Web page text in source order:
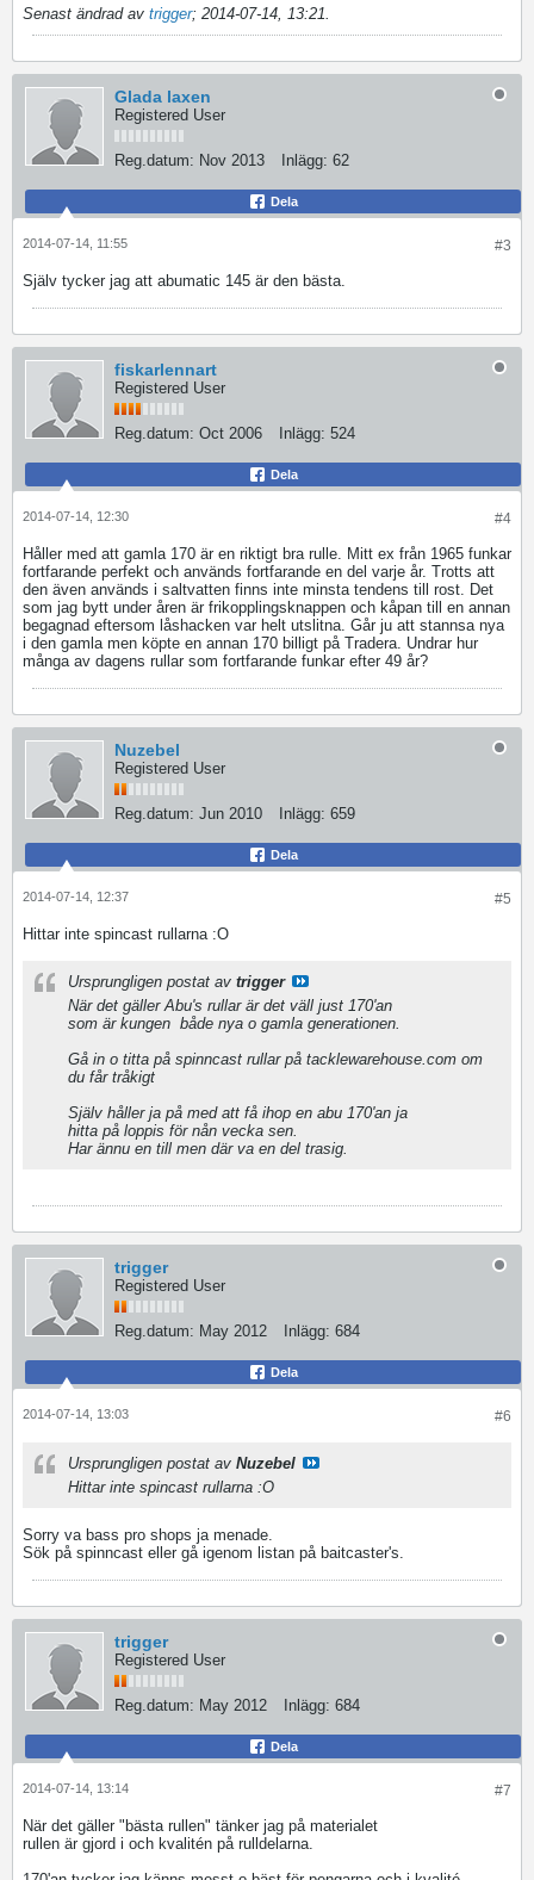
Senast ändrad av trigger; 2014-07-14, 13:21.
Glada laxen
Registered User
Reg.datum: Nov 2013 Inlägg: 62
Dela
#3
2014-07-14, 11:55
Själv tycker jag att abumatic 145 är den bästa.
fiskarlennart
Registered User
Reg.datum: Oct 2006 Inlägg: 524
Dela
#4
2014-07-14, 12:30
Håller med att gamla 170 är en riktigt bra rulle. Mitt ex från 1965 funkar
fortfarande perfekt och används fortfarande en del varje år. Trotts att
den även används i saltvatten finns inte minsta tendens till rost. Det
som jag bytt under åren är frikopplingsknappen och kåpan till en annan
begagnad eftersom låshacken var helt utslitna. Går ju att stannsa nya
i den gamla men köpte en annan 170 billigt på Tradera. Undrar hur
många av dagens rullar som fortfarande funkar efter 49 år?
Nuzebel
Registered User
Reg.datum: Jun 2010 Inlägg: 659
Dela
#5
2014-07-14, 12:37
Hittar inte spincast rullarna :O
Ursprungligen postat av trigger
När det gäller Abu's rullar är det väll just 170'an
som är kungen både nya o gamla generationen.
Gå in o titta på spinncast rullar på tacklewarehouse.com om
du får tråkigt
Själv håller ja på med att få ihop en abu 170'an ja
hitta på loppis för nån vecka sen.
Har ännu en till men där va en del trasig.
trigger
Registered User
Reg.datum: May 2012 Inlägg: 684
Dela
#6
2014-07-14, 13:03
Ursprungligen postat av Nuzebel
Hittar inte spincast rullarna :O
Sorry va bass pro shops ja menade.
Sök på spinncast eller gå igenom listan på baitcaster's.
trigger
Registered User
Reg.datum: May 2012 Inlägg: 684
Dela
#7
2014-07-14, 13:14
När det gäller "bästa rullen" tänker jag på materialet
rullen är gjord i och kvalitén på rulldelarna.